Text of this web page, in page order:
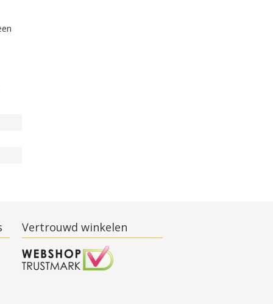
Vertrouwd winkelen